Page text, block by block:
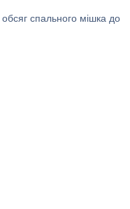
спального мішка до